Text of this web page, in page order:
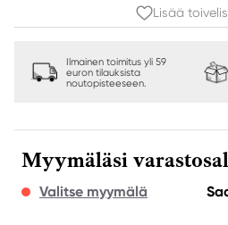
Lisää
Ilmainen toimitus yli 59
euron tilauksista
noutopisteeseen.
Myymäläsi
Valitse myymälä